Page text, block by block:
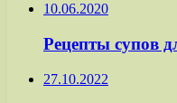
10.06.2020
Рецепты супов
27.10.2022